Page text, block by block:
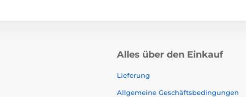
Alles über den Einkauf
Lieferung
Allgemeine Geschäftsbedingungen